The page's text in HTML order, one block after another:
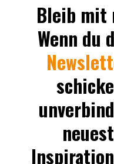
Bleib mit
Wenn du